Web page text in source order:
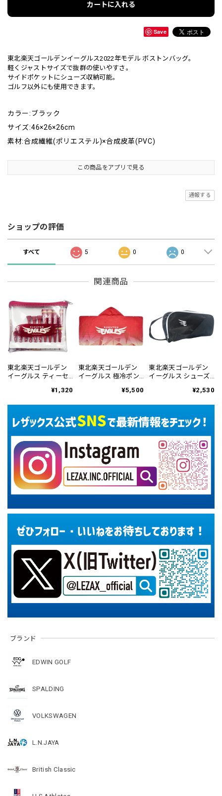
ブランド
EDWIN GOLF
SPALDING
VOLKSWAGEN
L.N.JAYA
British Classic
カートに入れる
Save
東北楽天ゴールデンイーグルス2022年モデル ボストンバッグ。
軽くジャストサイズで抜群の使いやすさ。
サイドポケットにシューズ収納可能。
ゴルフ以外にも使用できます。
カラー:ブラック
サイズ:46×26×26cm
素材:合成繊維(ポリエステル)×合成皮革(PVC)
この商品をアプリで見る
通報する
ショップの評価
すべて 5 0 0
関連商品
東北楽天ゴールデン
イーグルス ティーセ
¥1,320
東北楽天ゴールデン
イーグルス 極冷ポン
¥5,500
東北楽天ゴールデン
イーグルス シューズ
¥2,530